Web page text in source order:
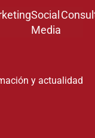
Social
Media
y actualidad